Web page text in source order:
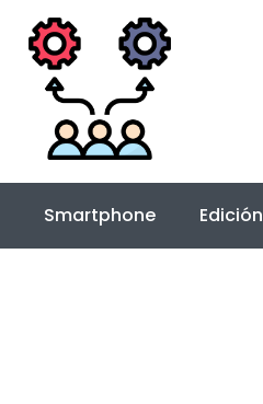
Smartphone Edición